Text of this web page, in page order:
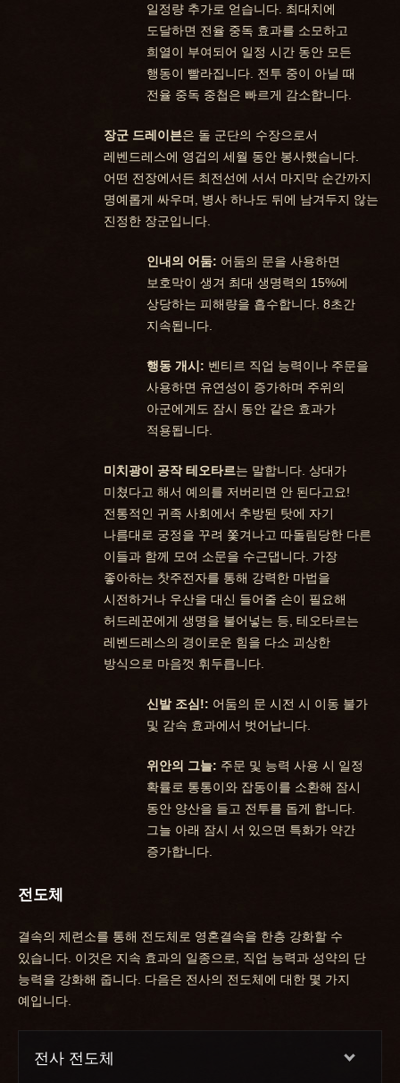
일정량 추가로 얻습니다. 최대치에
도달하면 전율 중독 효과를 소모하고
희열이 부여되어 일정 시간 동안 모든
행동이 빨라집니다. 전투 중이 아닐 때
전율 중독 중첩은 빠르게 감소합니다.
장군 드레이븐은 돌 군단의 수장으로서
레벤드레스에 영겁의 세월 동안 봉사했습니다.
어떤 전장에서든 최전선에 서서 마지막 순간까지
명예롭게 싸우며, 병사 하나도 뒤에 남겨두지 않는
진정한 장군입니다.
인내의 어둠: 어둠의 문을 사용하면
보호막이 생겨 최대 생명력의 15%에
상당하는 피해량을 흡수합니다. 8초간
지속됩니다.
행동 개시: 벤티르 직업 능력이나 주문을
사용하면 유연성이 증가하며 주위의
아군에게도 잠시 동안 같은 효과가
적용됩니다.
미치광이 공작 테오타르는 말합니다. 상대가
미쳤다고 해서 예의를 저버리면 안 된다고요!
전통적인 귀족 사회에서 추방된 탓에 자기
나름대로 궁정을 꾸려 쫓겨나고 따돌림당한 다른
이들과 함께 모여 소문을 수근댑니다. 가장
좋아하는 찻주전자를 통해 강력한 마법을
시전하거나 우산을 대신 들어줄 손이 필요해
허드레꾼에게 생명을 불어넣는 등, 테오타르는
레벤드레스의 경이로운 힘을 다소 괴상한
방식으로 마음껏 휘두릅니다.
신발 조심!: 어둠의 문 시전 시 이동 불가
및 감속 효과에서 벗어납니다.
위안의 그늘: 주문 및 능력 사용 시 일정
확률로 통통이와 잡동이를 소환해 잠시
동안 양산을 들고 전투를 돕게 합니다.
그늘 아래 잠시 서 있으면 특화가 약간
증가합니다.
전도체
결속의 제련소를 통해 전도체로 영혼결속을 한층 강화할 수
있습니다. 이것은 지속 효과의 일종으로, 직업 능력과 성약의 단
능력을 강화해 줍니다. 다음은 전사의 전도체에 대한 몇 가지
예입니다.
전사 전도체